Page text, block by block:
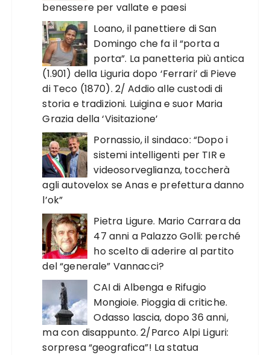
benessere per vallate e paesi
Loano, il panettiere di San
Domingo che fa il “porta a
porta”. La panetteria più antica
(1.901) della Liguria dopo ‘Ferrari’ di Pieve
di Teco (1870). 2/ Addio alle custodi di
storia e tradizioni. Luigina e suor Maria
Grazia della ‘Visitazione’
Pornassio, il sindaco: “Dopo i
sistemi intelligenti per TIR e
videosorveglianza, toccherà
agli autovelox se Anas e prefettura danno
l’ok”
Pietra Ligure. Mario Carrara da
47 anni a Palazzo Golli: perché
ho scelto di aderire al partito
del “generale” Vannacci?
CAI di Albenga e Rifugio
Mongioie. Pioggia di critiche.
Odasso lascia, dopo 36 anni,
ma con disappunto. 2/Parco Alpi Liguri:
sorpresa “geografica”! La statua